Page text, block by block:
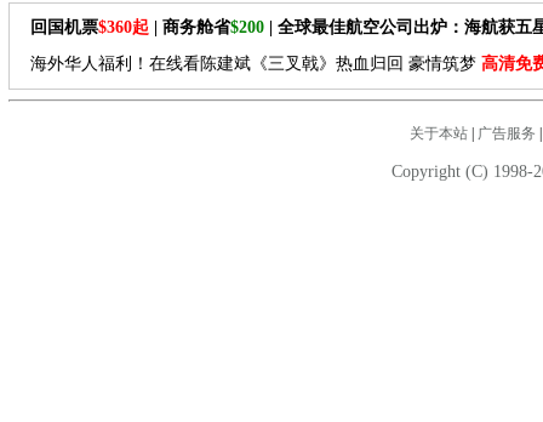
回国机票$360起 | 商务舱省$200 | 全球最佳航空公司出炉：海航获五
海外华人福利！在线看陈建斌《三叉戟》热血归回 豪情筑梦 高清免
关于本站| 广告服务
Copyright (C) 1998-